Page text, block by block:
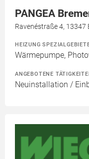
PANGEA
Ravenéstraße 4, 13347
HEIZUNG
Wärmepumpe,
ANGEBOTENE
Neuinstallation /